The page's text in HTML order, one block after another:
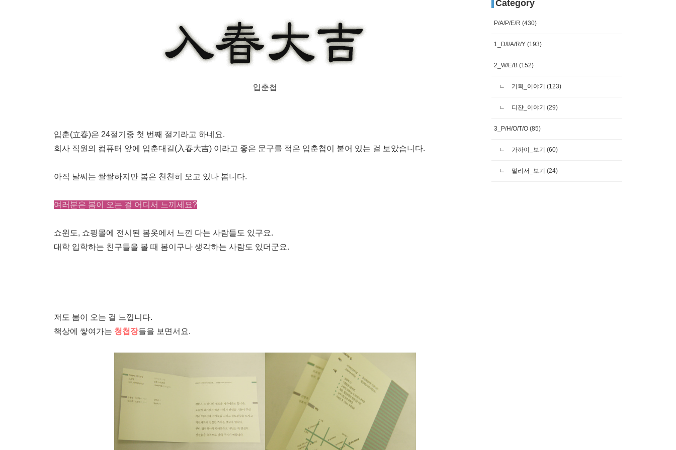
입춘첩
입춘(立春)은 24절기중 첫 번째 절기라고 하네요.
회사 직원의 컴퓨터 앞에 입춘대길(入春大吉) 이라고 좋은 문구를 적은 입춘첩이 붙어 있는 걸 보았습니다.
아직 날씨는 쌀쌀하지만 봄은 천천히 오고 있나 봅니다.
여러분은 봄이 오는 걸 어디서 느끼세요?
쇼윈도, 쇼핑몰에 전시된 봄옷에서 느낀 다는 사람들도 있구요.
대학 입학하는 친구들을 볼 때 봄이구나 생각하는 사람도 있더군요.
저도 봄이 오는 걸 느낍니다.
책상에 쌓여가는 청첩장들을 보면서요.
Category
P/A/P/E/R (430)
1_D/I/A/R/Y (193)
2_W/E/B (152)
기획_이야기 (123)
디쟌_이야기 (29)
3_P/H/O/T/O (85)
가까이_보기 (60)
멀리서_보기 (24)